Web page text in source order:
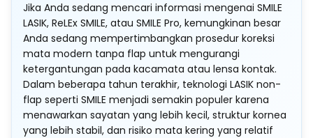
Jika Anda sedang mencari informasi mengenai SMILE
LASIK, ReLEx SMILE, atau SMILE Pro, kemungkinan besar
Anda sedang mempertimbangkan prosedur koreksi
mata modern tanpa flap untuk mengurangi
ketergantungan pada kacamata atau lensa kontak.
Dalam beberapa tahun terakhir, teknologi LASIK non-
flap seperti SMILE menjadi semakin populer karena
menawarkan sayatan yang lebih kecil, struktur kornea
yang lebih stabil, dan risiko mata kering yang relatif